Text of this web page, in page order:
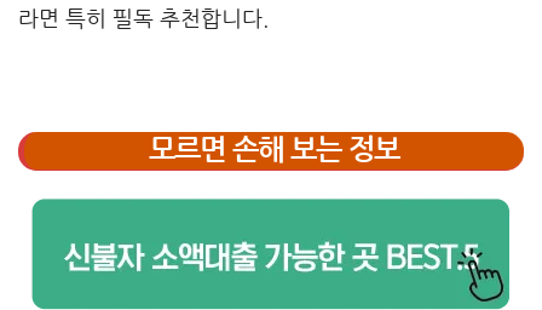
라면 특히 필독 추천합니다.
모르면 손해 보는 정보